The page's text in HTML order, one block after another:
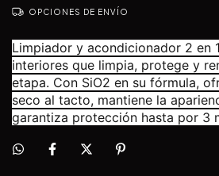
OPCIONES DE ENVÍO
Limpiador y acondicionador 2 en
interiores que limpia, protege y
etapa. Con SiO2 en su fórmula,
seco al tacto, mantiene la
garantiza protección hasta por 3